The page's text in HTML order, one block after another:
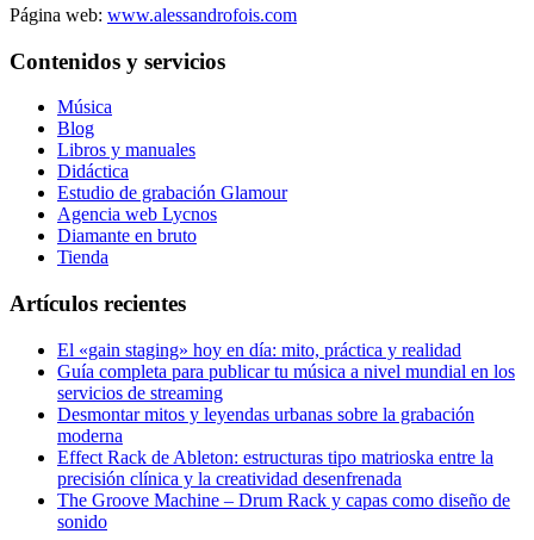
Página web: www.alessandrofois.com
Contenidos y servicios
Música
Blog
Libros y manuales
Didáctica
Estudio de grabación Glamour
Agencia web Lycnos
Diamante en bruto
Tienda
Artículos recientes
El «gain staging» hoy en día: mito, práctica y realidad
Guía completa para publicar tu música a nivel mundial en los
servicios de streaming
Desmontar mitos y leyendas urbanas sobre la grabación
moderna
Effect Rack de Ableton: estructuras tipo matrioska entre la
precisión clínica y la creatividad desenfrenada
The Groove Machine – Drum Rack y capas como diseño de
sonido